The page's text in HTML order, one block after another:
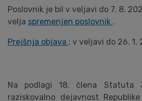
Poslovnik je bil v veljavi do 7. 8.
velja spremenjen poslovnik .
Prejšnja objava : v veljavi do 26. 1.
Na podlagi 18. člena Statuta
raziskovalno dejavnost